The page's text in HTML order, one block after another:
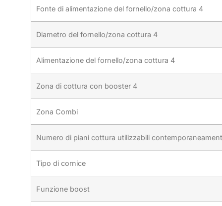
Fonte di alimentazione del fornello/zona cottura 4
Diametro del fornello/zona cottura 4
Alimentazione del fornello/zona cottura 4
Zona di cottura con booster 4
Zona Combi
Numero di piani cottura utilizzabili
Tipo di cornice
Funzione boost